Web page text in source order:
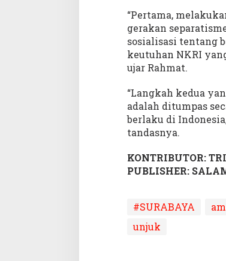
“Pertama,
gerakan
sosialisasi tentang
keutuhan NKRI
ujar Rahmat.
“Langkah kedua
adalah ditumpas
berlaku di
tandasnya.
KONTRIBUTOR:
PUBLISHER:
#SURABAYA
unjuk